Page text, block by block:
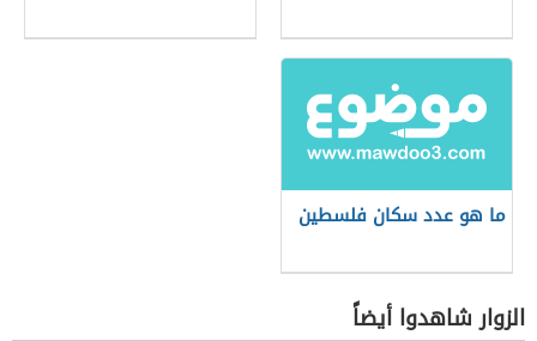
ما هو عدد سكان فلسطين
الزوار شاهدوا أيضاً